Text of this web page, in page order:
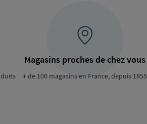
Magasins proches de chez vous
+ de 100 magasins en France, depuis 1855